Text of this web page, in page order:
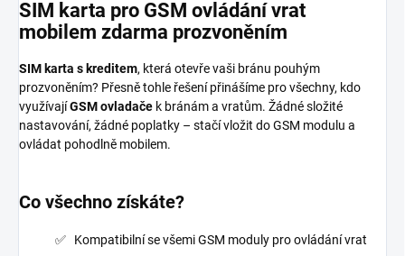
SIM karta pro GSM ovládání vrat
mobilem zdarma prozvoněním
SIM karta s kreditem, která otevře vaši bránu pouhým
prozvoněním? Přesně tohle řešení přinášíme pro všechny, kdo
využívajíGSM ovladače k bránám a vratům. Žádné složité
nastavování, žádné poplatky – stačí vložit do GSM modulu a
ovládat pohodlně mobilem.
Co všechno získáte?
Kompatibilní se všemi GSM moduly pro ovládání vrat